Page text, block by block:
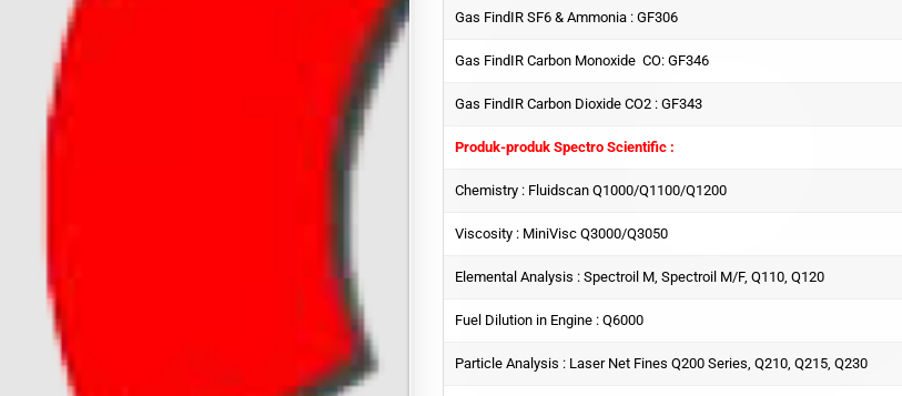
Gas FindIR SF6 & Ammonia : GF306
Gas FindIR Carbon Monoxide CO: GF346
Gas FindIR Carbon Dioxide CO2 : GF343
Produk-produk Spectro Scientific :
Chemistry : Fluidscan Q1000/Q1100/Q1200
Viscosity : MiniVisc Q3000/Q3050
Elemental Analysis : Spectroil M, Spectroil M/F, Q110, Q120
Fuel Dilution in Engine : Q6000
Particle Analysis : Laser Net Fines Q200 Series, Q210, Q215, Q230